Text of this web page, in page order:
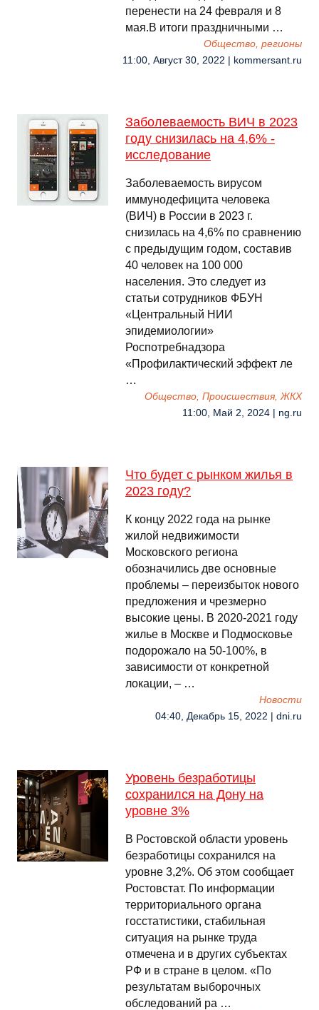
перенести на 24 февраля и 8
мая.В итоги праздничными …
Общество, регионы
11:00, Август 30, 2022 | kommersant.ru
Заболеваемость ВИЧ в 2023
году снизилась на 4,6% -
исследование
Заболеваемость вирусом
иммунодефицита человека
(ВИЧ) в России в 2023 г.
снизилась на 4,6% по сравнению
с предыдущим годом, составив
40 человек на 100 000
населения. Это следует из
статьи сотрудников ФБУН
«Центральный НИИ
эпидемиологии»
Роспотребнадзора
«Профилактический эффект ле
…
Общество, Происшествия, ЖКХ
11:00, Май 2, 2024 | ng.ru
Что будет с рынком жилья в
2023 году?
К концу 2022 года на рынке
жилой недвижимости
Московского региона
обозначились две основные
проблемы – переизбыток нового
предложения и чрезмерно
высокие цены. В 2020-2021 году
жилье в Москве и Подмосковье
подорожало на 50-100%, в
зависимости от конкретной
локации, – …
Новости
04:40, Декабрь 15, 2022 | dni.ru
Уровень безработицы
сохранился на Дону на
уровне 3%
В Ростовской области уровень
безработицы сохранился на
уровне 3,2%. Об этом сообщает
Ростовстат. По информации
территориального органа
госстатистики, стабильная
ситуация на рынке труда
отмечена и в других субъектах
РФ и в стране в целом. «По
результатам выборочных
обследований ра …